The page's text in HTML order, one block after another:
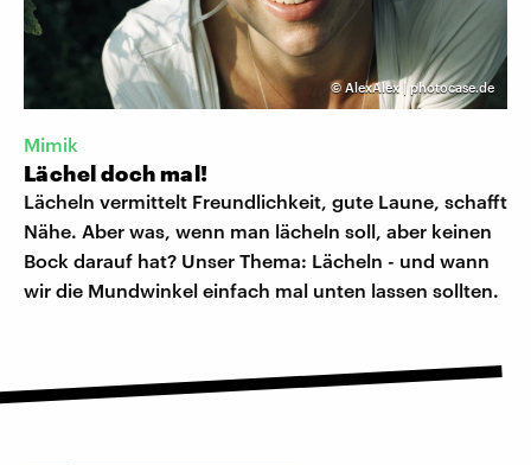
© AlexAlex | photocase.de
Mimik
Lächel doch mal!
Lächeln vermittelt Freundlichkeit, gute Laune, schafft
Nähe. Aber was, wenn man lächeln soll, aber keinen
Bock darauf hat? Unser Thema: Lächeln - und wann
wir die Mundwinkel einfach mal unten lassen sollten.